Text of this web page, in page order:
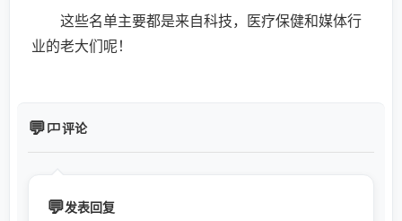
这些名单主要都是来自科技，医疗保健和媒体行
业的老大们呢！
评论
发表回复